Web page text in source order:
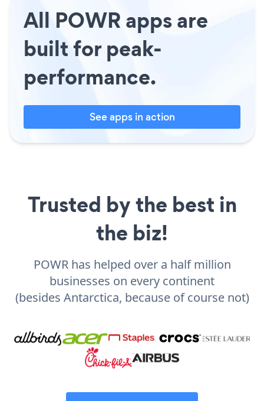
All POWR apps are
built for peak-
performance.
See apps in action
Trusted by the best in
the biz!
POWR has helped over a half million
businesses on every continent
(besides Antarctica, because of course not)